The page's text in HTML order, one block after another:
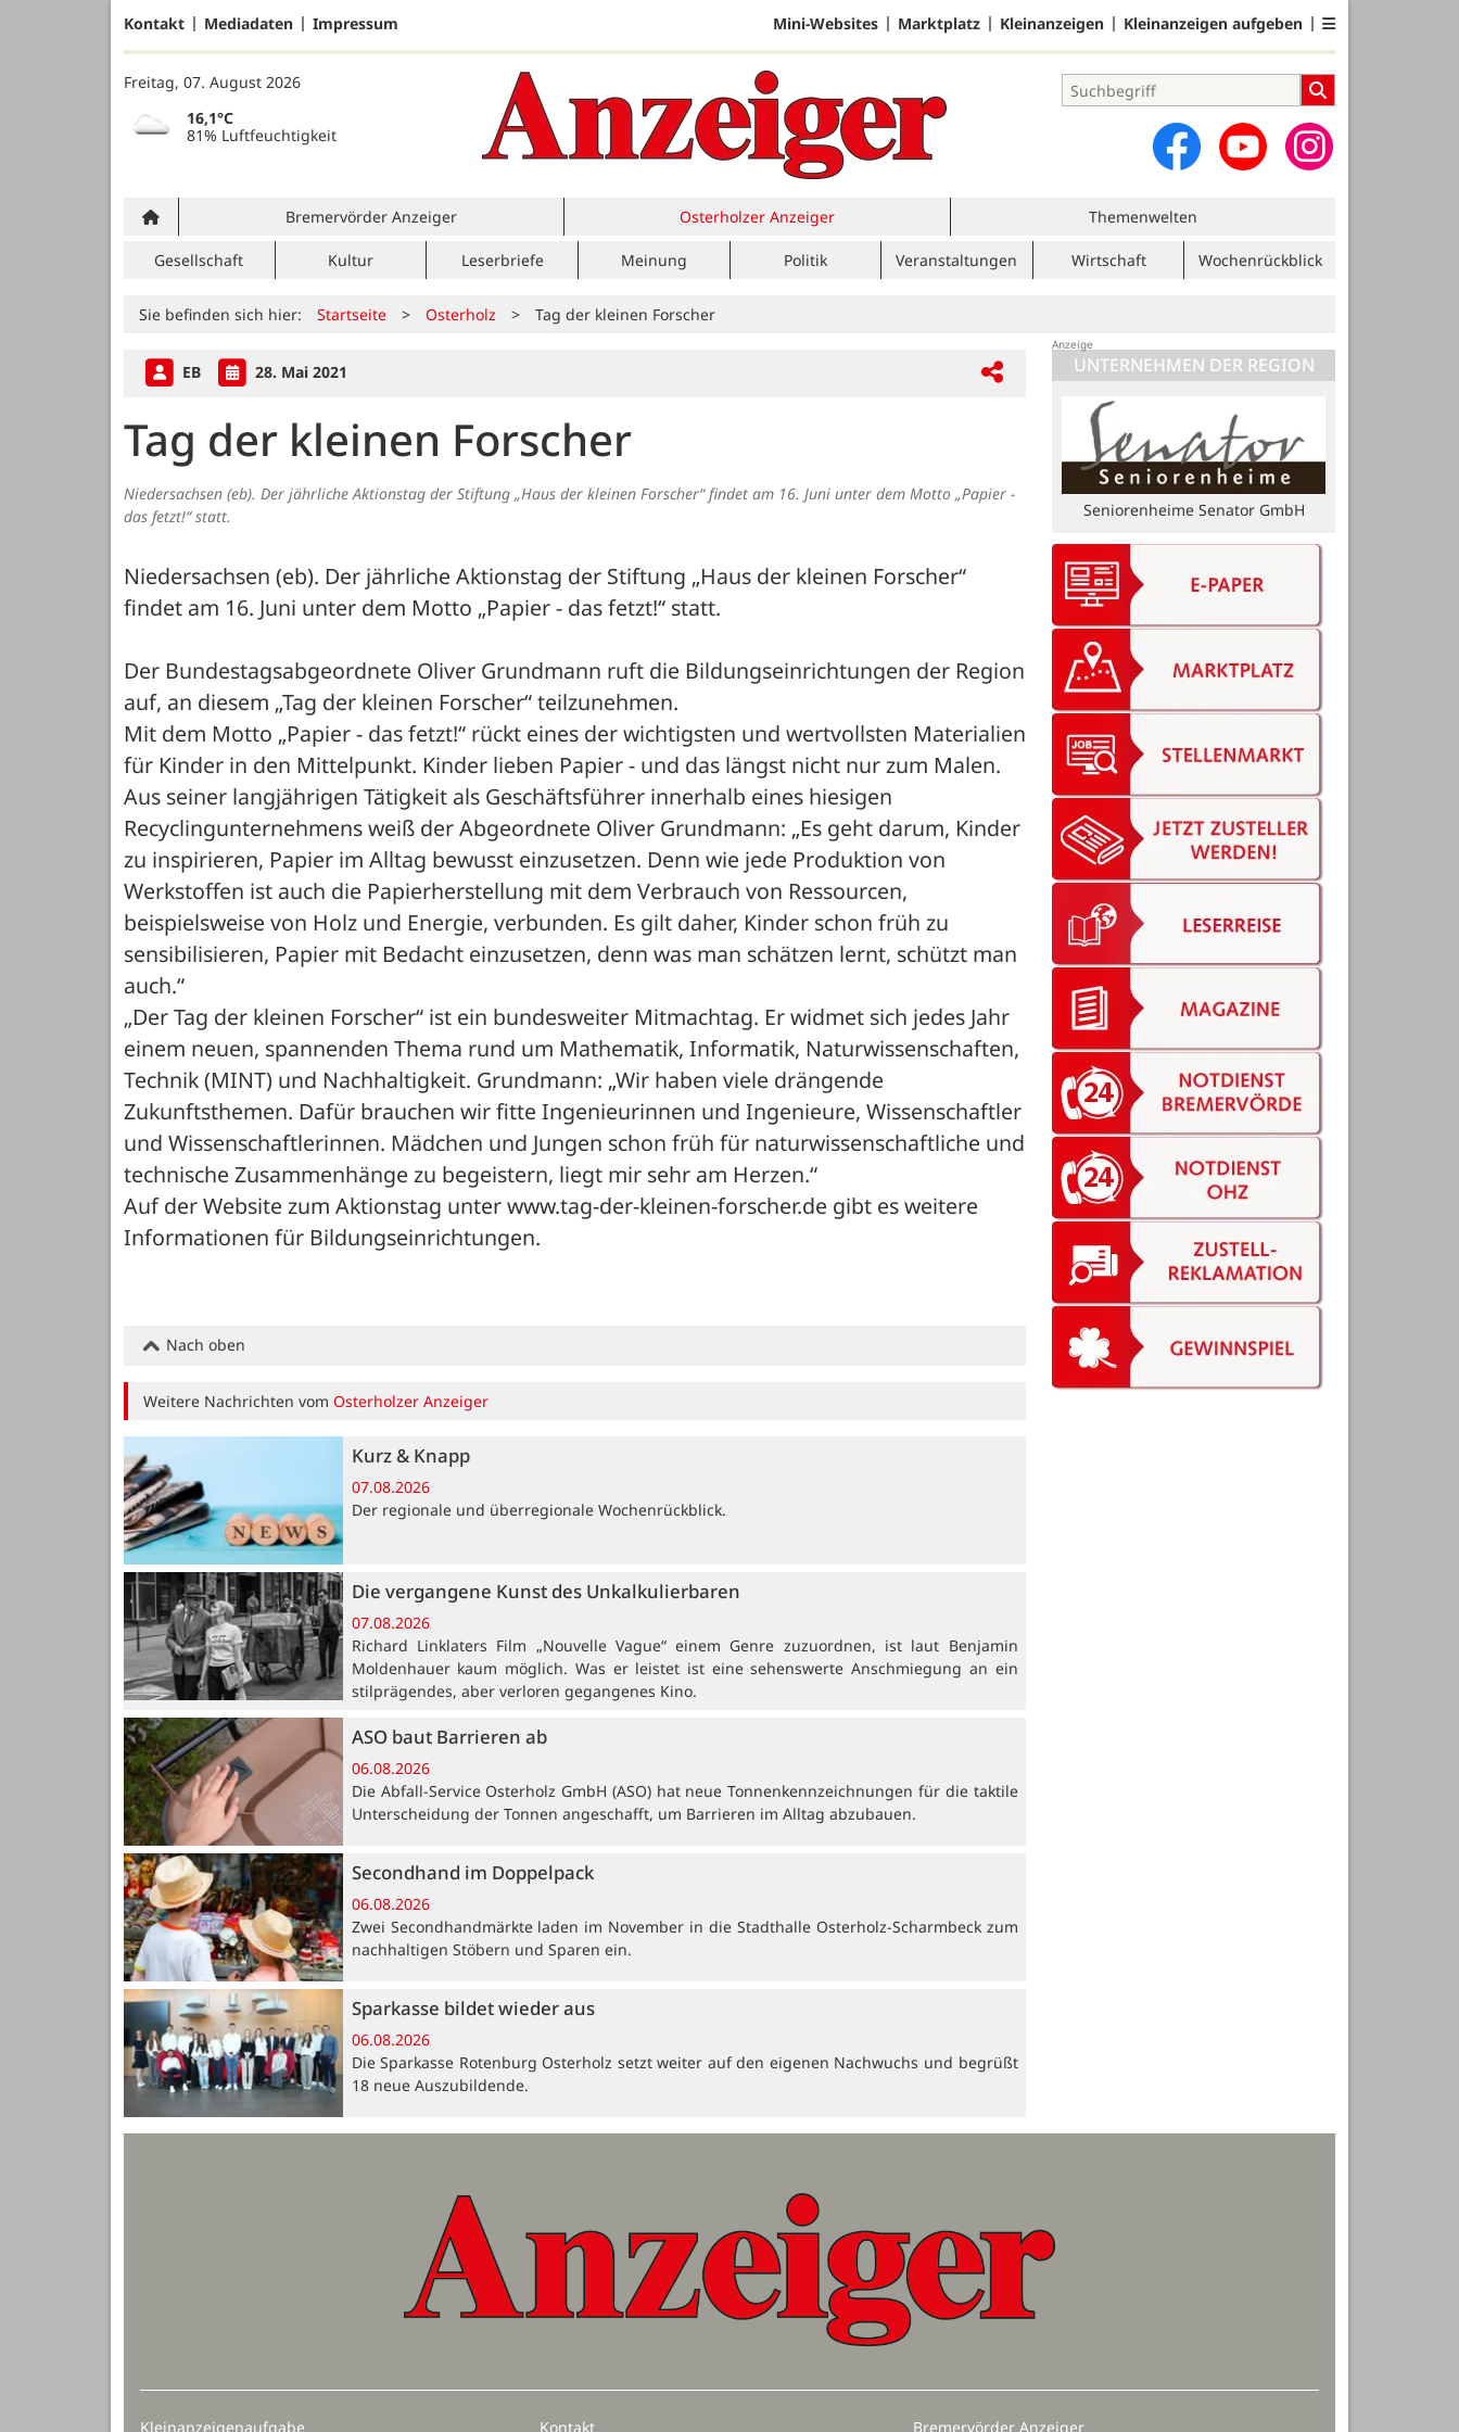
Kontakt Mediadaten Impressum Mini-Websites Marktplatz Kleinanzeigen Kleinanzeigen aufgeben
Freitag, 07. August 2026
16,1°C
81% Luftfeuchtigkeit
Bremervörder Anzeiger Osterholzer Anzeiger Themenwelten
Gesellschaft Kultur Leserbriefe Meinung Politik Veranstaltungen Wirtschaft Wochenrückblick
Sie befinden sich hier: Startseite > Osterholz > Tag der kleinen Forscher
EB 28. Mai 2021
Tag der kleinen Forscher
Niedersachsen (eb). Der jährliche Aktionstag der Stiftung „Haus der kleinen Forscher“ findet am 16. Juni unter dem Motto „Papier -
das fetzt!“ statt.
Niedersachsen (eb). Der jährliche Aktionstag der Stiftung „Haus der kleinen Forscher“
findet am 16. Juni unter dem Motto „Papier - das fetzt!“ statt.
Der Bundestagsabgeordnete Oliver Grundmann ruft die Bildungseinrichtungen der Region
auf, an diesem „Tag der kleinen Forscher“ teilzunehmen.
Mit dem Motto „Papier - das fetzt!“ rückt eines der wichtigsten und wertvollsten Materialien
für Kinder in den Mittelpunkt. Kinder lieben Papier - und das längst nicht nur zum Malen.
Aus seiner langjährigen Tätigkeit als Geschäftsführer innerhalb eines hiesigen
Recyclingunternehmens weiß der Abgeordnete Oliver Grundmann: „Es geht darum, Kinder
zu inspirieren, Papier im Alltag bewusst einzusetzen. Denn wie jede Produktion von
Werkstoffen ist auch die Papierherstellung mit dem Verbrauch von Ressourcen,
beispielsweise von Holz und Energie, verbunden. Es gilt daher, Kinder schon früh zu
sensibilisieren, Papier mit Bedacht einzusetzen, denn was man schätzen lernt, schützt man
auch.“
„Der Tag der kleinen Forscher“ ist ein bundesweiter Mitmachtag. Er widmet sich jedes Jahr
einem neuen, spannenden Thema rund um Mathematik, Informatik, Naturwissenschaften,
Technik (MINT) und Nachhaltigkeit. Grundmann: „Wir haben viele drängende
Zukunftsthemen. Dafür brauchen wir fitte Ingenieurinnen und Ingenieure, Wissenschaftler
und Wissenschaftlerinnen. Mädchen und Jungen schon früh für naturwissenschaftliche und
technische Zusammenhänge zu begeistern, liegt mir sehr am Herzen.“
Auf der Website zum Aktionstag unter www.tag-der-kleinen-forscher.de gibt es weitere
Informationen für Bildungseinrichtungen.
Nach oben
Weitere Nachrichten vomOsterholzer Anzeiger
Kurz & Knapp
07.08.2026
Der regionale und überregionale Wochenrückblick.
Die vergangene Kunst des Unkalkulierbaren
07.08.2026
Richard Linklaters Film „Nouvelle Vague“ einem Genre zuzuordnen, ist laut Benjamin
Moldenhauer kaum möglich. Was er leistet ist eine sehenswerte Anschmiegung an ein
stilprägendes, aber verloren gegangenes Kino.
ASO baut Barrieren ab
06.08.2026
Die Abfall-Service Osterholz GmbH (ASO) hat neue Tonnenkennzeichnungen für die taktile
Unterscheidung der Tonnen angeschafft, um Barrieren im Alltag abzubauen.
Secondhand im Doppelpack
06.08.2026
Zwei Secondhandmärkte laden im November in die Stadthalle Osterholz-Scharmbeck zum
nachhaltigen Stöbern und Sparen ein.
Sparkasse bildet wieder aus
06.08.2026
Die Sparkasse Rotenburg Osterholz setzt weiter auf den eigenen Nachwuchs und begrüßt
18 neue Auszubildende.
UNTERNEHMEN DER REGION
Seniorenheime Senator GmbH
Kleinanzeigenaufgabe Kontakt Bremervörder Anzeiger